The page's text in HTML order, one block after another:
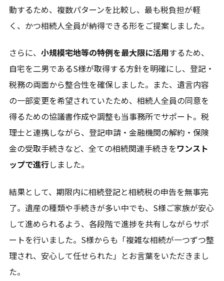
動するため、複数パターンを比較し、最も税負担が軽
く、かつ相続人全員が納得できる形をご提案しました。
さらに、 小規模宅地等の特例を最大限に活用するため、
自宅を二男であるS様が取得する方針を明確にし、登記・
税務の両面から整合性を確保しました。また、遺言内容
の一部変更を希望されていたため、相続人全員の同意を
得るための協議書作成や調整も当事務所でサポート。税
理士と連携しながら、登記申請・金融機関の解約・保険
金の受取手続きなど、全ての相続関連手続きをワンスト
ップで進行しました。
結果として、期限内に相続登記と相続税の申告を無事完
了。遺産の種類や手続きが多い中でも、S様ご家族が安心
して進められるよう、各段階で進捗を共有しながらサポ
ートを行いました。S様からも「複雑な相続が一つずつ整
理され、安心して任せられた」とお言葉をいただきまし
た。